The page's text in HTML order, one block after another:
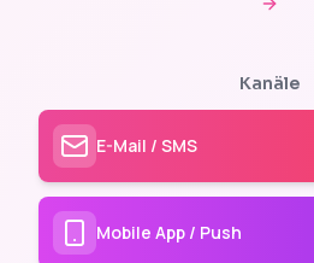
Kanäle
E-Mail / SMS
Mobile App / Push